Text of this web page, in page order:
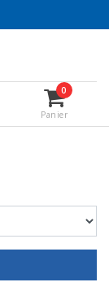
0
Panier